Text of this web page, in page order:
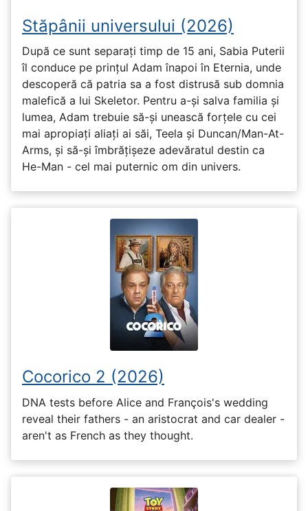
Stăpânii universului (2026)
După ce sunt separați timp de 15 ani, Sabia Puterii
îl conduce pe prințul Adam înapoi în Eternia, unde
descoperă că patria sa a fost distrusă sub domnia
malefică a lui Skeletor. Pentru a-și salva familia și
lumea, Adam trebuie să-și unească forțele cu cei
mai apropiați aliați ai săi, Teela și Duncan/Man-At-
Arms, și să-și îmbrățișeze adevăratul destin ca
He-Man - cel mai puternic om din univers.
Cocorico 2 (2026)
DNA tests before Alice and François's wedding
reveal their fathers - an aristocrat and car dealer -
aren't as French as they thought.